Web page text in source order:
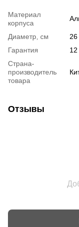
Материал
корпуса
Диаметр, см
26
Гарантия
Страна-
производитель
товара
Отзывы